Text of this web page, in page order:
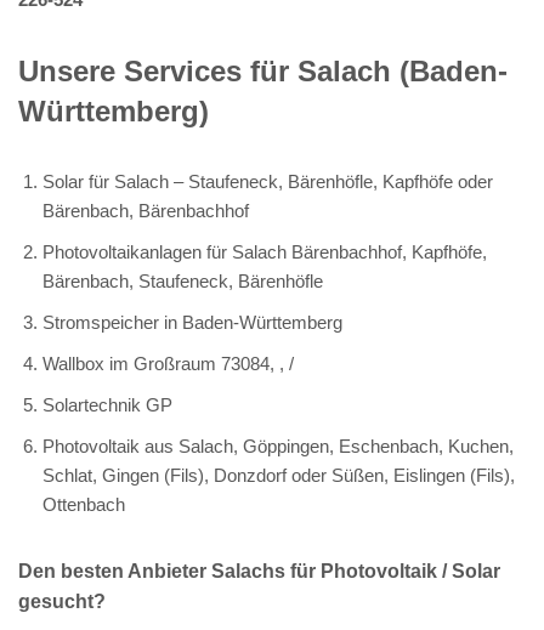
Unsere Services für Salach (Baden-
Württemberg)
Solar für Salach – Staufeneck, Bärenhöfle, Kapfhöfe oder
Bärenbach, Bärenbachhof
Photovoltaikanlagen für Salach Bärenbachhof, Kapfhöfe,
Bärenbach, Staufeneck, Bärenhöfle
Stromspeicher in Baden-Württemberg
Wallbox im Großraum 73084, , /
Solartechnik GP
Photovoltaik aus Salach, Göppingen, Eschenbach, Kuchen,
Schlat, Gingen (Fils), Donzdorf oder Süßen, Eislingen (Fils),
Ottenbach
Den besten Anbieter Salachs für Photovoltaik / Solar
gesucht?